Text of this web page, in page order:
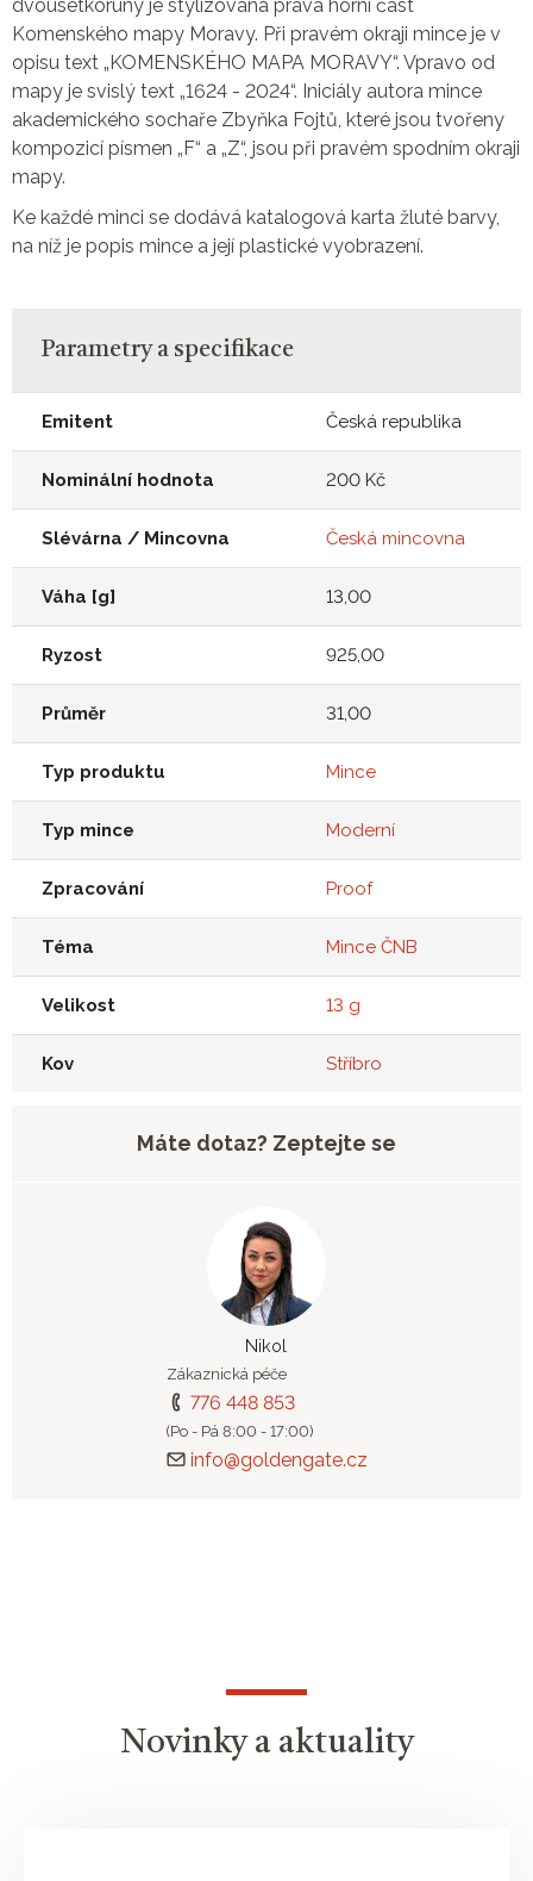
dvousetkoruny je stylizovaná pravá horní část
Komenského mapy Moravy. Při pravém okraji mince je v
opisu text „KOMENSKÉHO MAPA MORAVY“. Vpravo od
mapy je svislý text „1624 - 2024“. Iniciály autora mince
akademického sochaře Zbyňka Fojtů, které jsou tvořeny
kompozicí písmen „F“ a „Z“, jsou při pravém spodním okraji
mapy.
Ke každé minci se dodává katalogová karta žluté barvy,
na níž je popis mince a její plastické vyobrazení.
Parametry a specifikace
Emitent Česká republika
Nominální hodnota 200 Kč
Slévárna / Mincovna Česká mincovna
Váha [g] 13,00
Ryzost 925,00
Průměr 31,00
Typ produktu Mince
Typ mince Moderní
Zpracování Proof
Téma Mince ČNB
Velikost 13 g
Kov Stříbro
Máte dotaz? Zeptejte se
Nikol
Zákaznická péče
776 448 853
(Po - Pá 8:00 - 17:00)
info@goldengate.cz
Novinky a aktuality